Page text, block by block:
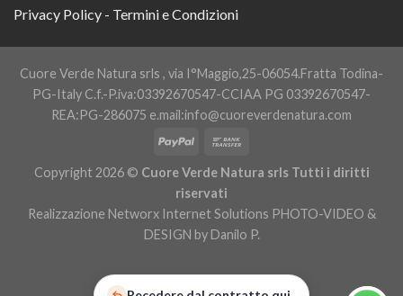
Privacy Policy - Termini e Condizioni
Cuore Verde Natura srls , via I°Maggio,25-06054.Fratta Todina-
PG-Italy C.f.-P.iva:03392670547-CCIAA PG 03392670547-
REA:PG-286075 e.mail:info@cuoreverdenatura.com
Copyright 2026 © Cuore Verde Natura srls Tutti i diritti
riservati
Realizzazione Networx Internet Solutions PHOTO-VIDEO &
DESIGN by Danilo P.